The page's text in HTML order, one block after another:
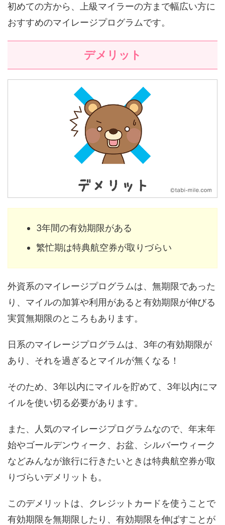
初めての方から、上級マイラーの方まで幅広い方に
おすすめのマイレージプログラムです。
デメリット
3年間の有効期限がある
繁忙期は特典航空券が取りづらい
外資系のマイレージプログラムは、無期限であった
り、マイルの加算や利用があると有効期限が伸びる
実質無期限のところもあります。
日系のマイレージプログラムは、3年の有効期限が
あり、それを過ぎるとマイルが無くなる！
そのため、3年以内にマイルを貯めて、3年以内にマ
イルを使い切る必要があります。
また、人気のマイレージプログラムなので、年末年
始やゴールデンウィーク、お盆、シルバーウィーク
などみんなが旅行に行きたいときは特典航空券が取
りづらいデメリットも。
このデメリットは、クレジットカードを使うことで
有効期限を無期限したり、有効期限を伸ばすことが